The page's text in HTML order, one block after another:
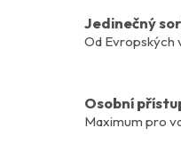
Jedinečný
Od Evropských
Osobní
Maximum pro